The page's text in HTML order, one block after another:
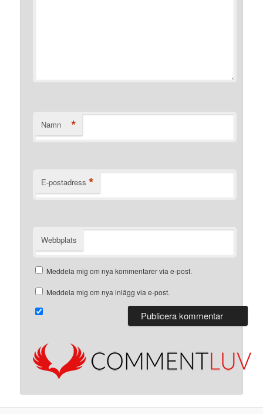
Namn *
E-postadress *
Webbplats
Meddela mig om nya kommentarer via e-post.
Meddela mig om nya inlägg via e-post.